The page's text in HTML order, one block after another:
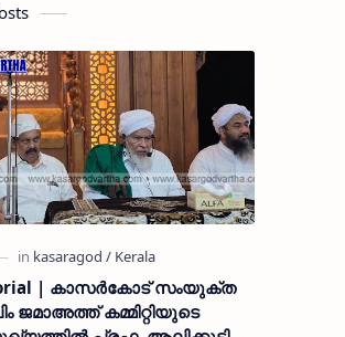
| കാസർകോട് സംയുക്ത
ജമാഅത്ത് കമ്മിറ്റിയുടെ